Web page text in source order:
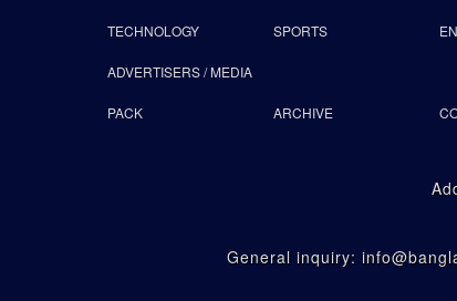
TECHNOLOGY SPORTS
ADVERTISERS / MEDIA
PACK ARCHIVE
General inquiry: